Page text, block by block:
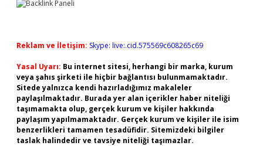
Reklam ve İletişim: Skype: live:.cid.575569c608265c69
Yasal Uyarı: Bu internet sitesi, herhangi bir marka, kurum
veya şahıs şirketi ile hiçbir bağlantısı bulunmamaktadır.
Sitede yalnızca kendi hazırladığımız makaleler
paylaşılmaktadır. Burada yer alan içerikler haber niteliği
taşımamakta olup, gerçek kurum ve kişiler hakkında
paylaşım yapılmamaktadır. Gerçek kurum ve kişiler ile isim
benzerlikleri tamamen tesadüfidir. Sitemizdeki bilgiler
taslak halindedir ve tavsiye niteliği taşımazlar.